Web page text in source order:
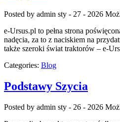
Posted by admin sty - 27 - 2026
e-Ursus.pl to pełna strona
nadęcia, za to z naciskiem na
także szeroki świat traktorów – e-
Categories: Blog
Podstawy Szycia
Posted by admin sty - 26 - 2026